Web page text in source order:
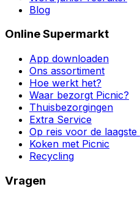
Blog
Online Supermarkt
App downloaden
Ons assortiment
Hoe werkt het?
Waar bezorgt Picnic?
Thuisbezorgingen
Extra Service
Op reis voor de laagste
Koken met Picnic
Recycling
Vragen